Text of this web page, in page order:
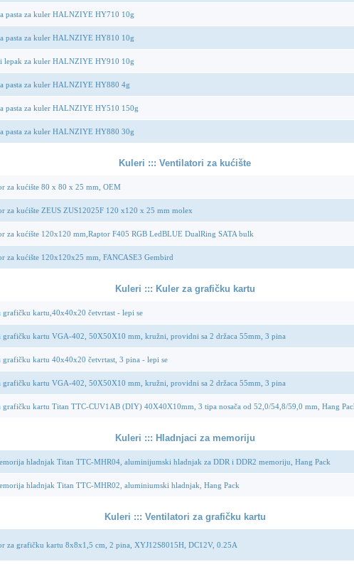
pasta za kuler HALNZIYE HY710 10g
pasta za kuler HALNZIYE HY810 10g
lepak za kuler HALNZIYE HY910 10g
pasta za kuler HALNZIYE HY880 4g
pasta za kuler HALNZIYE HY510 150g
pasta za kuler HALNZIYE HY880 30g
Kuleri ::: Ventilatori za kućište
za kućište 80 x 80 x 25 mm, OEM
za kućište ZEUS ZUS12025F 120 x120 x 25 mm molex
za kućište 120x120 mm,Raptor F405 RGB LedBLUE DualRing SATA bulk
za kućište 120x120x25 mm, FANCASE3 Gembird
Kuleri ::: Kuler za grafičku kartu
grafičku kartu,40x40x20 četvrtast - lepi se
grafičku kartu VGA-402, 50X50X10 mm, kružni, providni sa 2 držaca 55mm, 3 pina
grafičku kartu 40x40x20 četvrtast, 3 pina - lepi se
grafičku kartu VGA-402, 50X50X10 mm, kružni, providni sa 2 držaca 55mm, 3 pina
grafičku kartu Titan TTC-CUV1AB (DIY) 40X40X10mm, 3 tipa nosača od 52,0/54,8/59,0 mm, Hang
Kuleri ::: Hladnjaci za memoriju
hladnjak Titan TTC-MHR04, aluminijumski hladnjak za DDR i DDR2 memoriju, Hang Pack
hladnjak Titan TTC-MHR02, aluminiumski hladnjak, Hang Pack
Kuleri ::: Ventilatori za grafičku kartu
za grafičku kartu 8x8x1,5 cm, 2 pina, XYJ12S8015H, DC12V, 0.25A